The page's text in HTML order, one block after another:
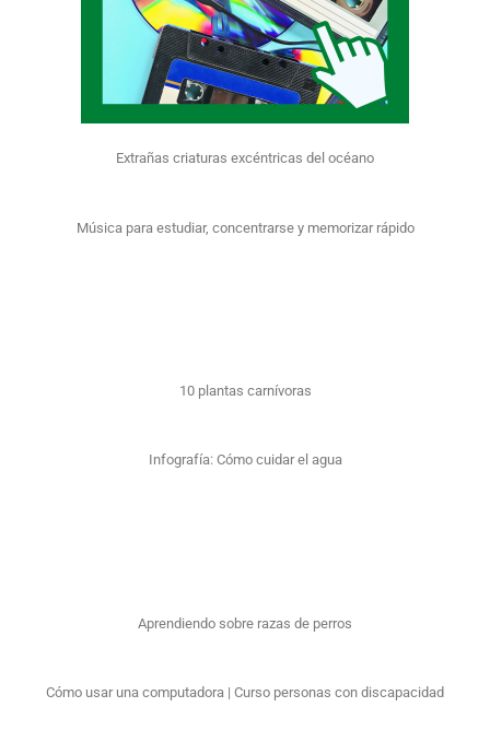
Extrañas criaturas excéntricas del océano
Música para estudiar, concentrarse y memorizar rápido
10 plantas carnívoras
Infografía: Cómo cuidar el agua
Aprendiendo sobre razas de perros
Cómo usar una computadora | Curso personas con discapacidad